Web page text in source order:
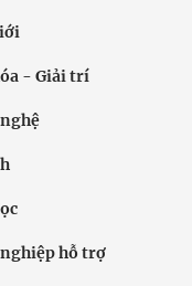
- Giải trí
hỗ trợ